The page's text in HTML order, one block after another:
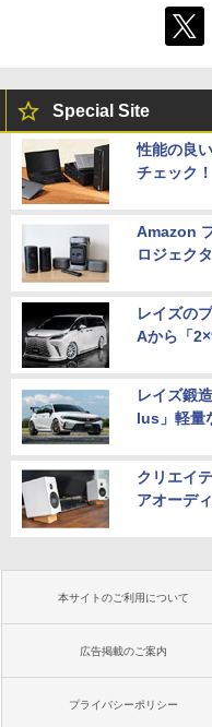
Special Site
性能の良
チェック！
Amazon
ロジェク
レイズの
Aから「
レイズ鍛
lus」軽量
クリエイ
アオーデ
本サイトのご利用について
広告掲載のご案内
プライバシーポリシー